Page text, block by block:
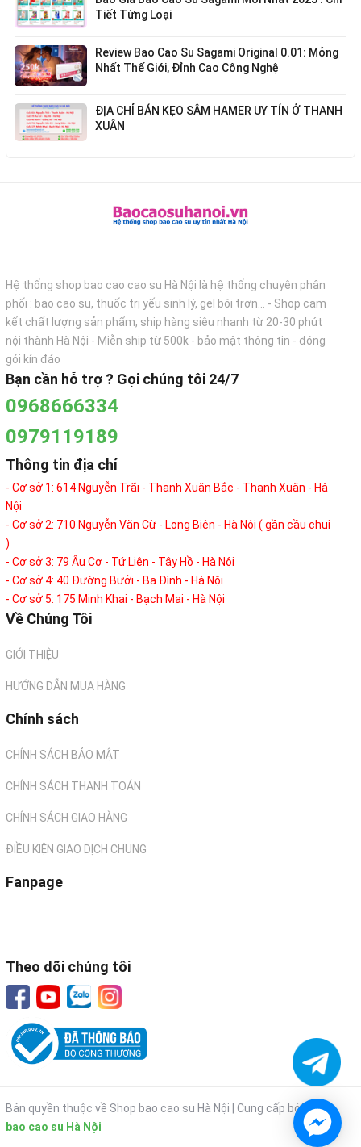
Tiết Từng Loại
Review Bao Cao Su Sagami Original 0.01: Mỏng
Nhất Thế Giới, Đỉnh Cao Công Nghệ
ĐỊA CHỈ BÁN KẸO SÂM HAMER UY TÍN Ở THANH
XUÂN
Hệ thống shop bao cao cao su Hà Nội là hệ thống chuyên phân
phối : bao cao su, thuốc trị yếu sinh lý, gel bôi trơn... - Shop cam
kết chất lượng sản phẩm, ship hàng siêu nhanh từ 20-30 phút
nội thành Hà Nội - Miễn ship từ 500k - bảo mật thông tin - đóng
gói kín đáo
Bạn cần hỗ trợ ? Gọi chúng tôi 24/7
0968666334
0979119189
Thông tin địa chỉ
- Cơ sở 1: 614 Nguyễn Trãi - Thanh Xuân Bắc - Thanh Xuân - Hà
Nội
- Cơ sở 2: 710 Nguyễn Văn Cừ - Long Biên - Hà Nội ( gần cầu chui
)
- Cơ sở 3: 79 Âu Cơ - Tứ Liên - Tây Hồ - Hà Nội
- Cơ sở 4: 40 Đường Bưởi - Ba Đình - Hà Nội
- Cơ sở 5: 175 Minh Khai - Bạch Mai - Hà Nội
Về Chúng Tôi
GIỚI THIỆU
HƯỚNG DẪN MUA HÀNG
Chính sách
CHÍNH SÁCH BẢO MẬT
CHÍNH SÁCH THANH TOÁN
CHÍNH SÁCH GIAO HÀNG
ĐIỀU KIỆN GIAO DỊCH CHUNG
Fanpage
Theo dõi chúng tôi
Bản quyền thuộc về Shop bao cao su Hà Nội | Cung cấp bởi Shop
bao cao su Hà Nội